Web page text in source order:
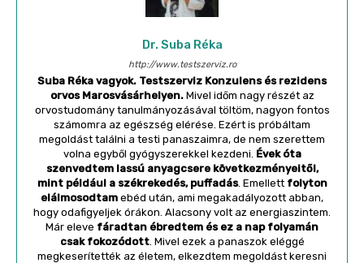
Dr. Suba Réka
http://www.testszerviz.ro
Suba Réka vagyok. Testszerviz Konzulens és rezidens
orvos Marosvásárhelyen.Mivel időm nagy részét az
orvostudomány tanulmányozásával töltöm, nagyon fontos
számomra az egészség elérése. Ezért is próbáltam
megoldást találni a testi panaszaimra, de nem szerettem
volna egyből gyógyszerekkel kezdeni. Évek óta
szenvedtem lassú anyagcsere következményeitől,
mint például a székrekedés, puffadás. Emellettfolyton
elálmosodtam ebéd után, ami megakadályozott abban,
hogy odafigyeljek órákon. Alacsony volt az energiaszintem.
Már eleve fáradtan ébredtem és ez a nap folyamán
csak fokozódott. Mivel ezek a panaszok eléggé
megkeserítették az életem, elkezdtem megoldást keresni